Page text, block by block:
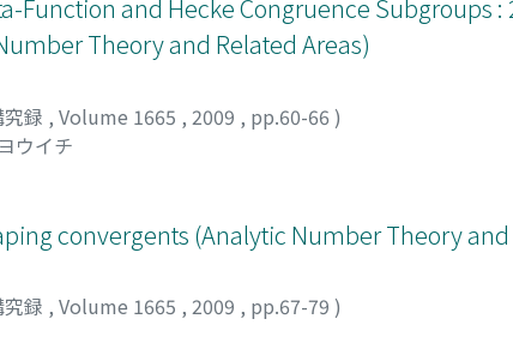
Function and Hecke Congruence Subgroups
Theory and Related Areas)
録 , Volume 1665 , 2009 , pp.60-66 )
ウイチ
convergents (Analytic Number Theory and
録 , Volume 1665 , 2009 , pp.67-79 )